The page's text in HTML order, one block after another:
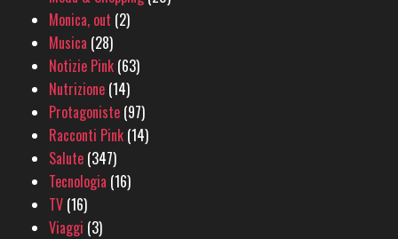
Monica, out (2)
Musica (28)
Notizie Pink (63)
Nutrizione (14)
Protagoniste (97)
Racconti Pink (14)
Salute (347)
Tecnologia (16)
TV (16)
Viaggi (3)